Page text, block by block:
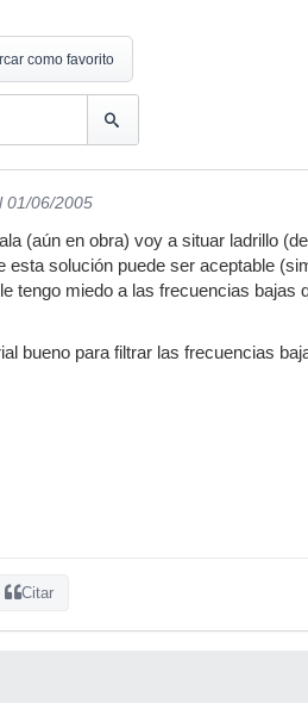
como favorito
01/06/2005
(aún en obra) voy a situar ladrillo
esta solución puede ser aceptable
tengo miedo a las frecuencias bajas
bueno para filtrar las frecuencias
Citar